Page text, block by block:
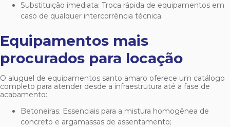
Substituição imediata: Troca rápida de equipamentos em
caso de qualquer intercorrência técnica.
Equipamentos mais
procurados para locação
O aluguel de equipamentos santo amaro oferece um catálogo
completo para atender desde a infraestrutura até a fase de
acabamento:
Betoneiras: Essenciais para a mistura homogênea de
concreto e argamassas de assentamento;